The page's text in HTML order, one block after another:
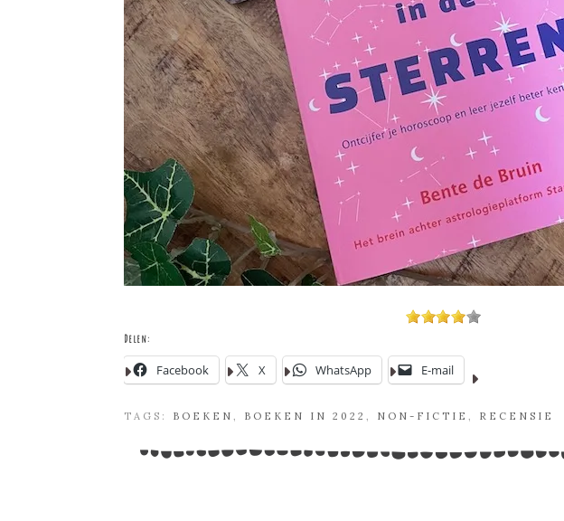
Delen:
Facebook X WhatsApp E-mail
TAGS: BOEKEN , BOEKEN IN 2022 , NON-FICTIE , RECENSIE